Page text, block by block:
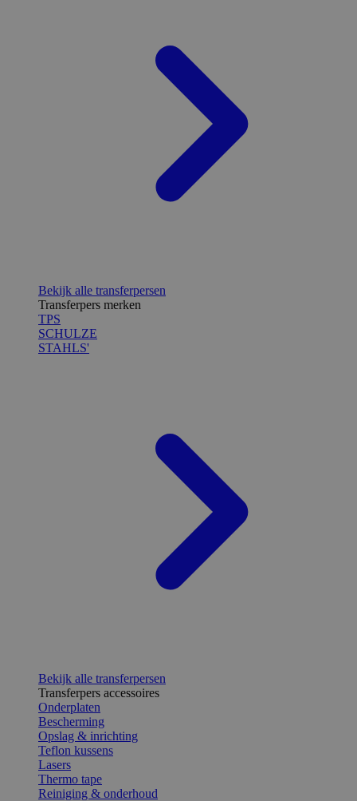
Bekijk alle transferpersen
Transferpers merken
TPS
SCHULZE
STAHLS'
Bekijk alle transferpersen
Transferpers accessoires
Onderplaten
Bescherming
Opslag & inrichting
Teflon kussens
Lasers
Thermo tape
Reiniging & onderhoud